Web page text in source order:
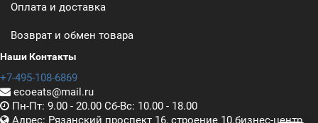
Оплата и доставка
Возврат и обмен товара
Наши Контакты
+7-495-108-6869
ecoeats@mail.ru
Пн-Пт: 9.00 - 20.00 Сб-Вс: 10.00 - 18.00
Адрес: Рязанский проспект 16, строение 10.бизнес-центр